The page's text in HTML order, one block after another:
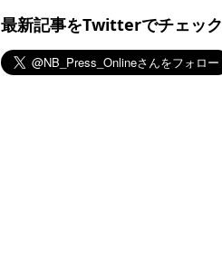
最新記事をTwitterでチェック